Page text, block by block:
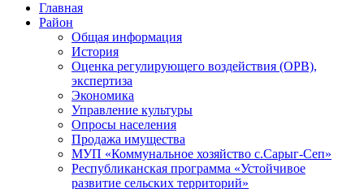
Главная
Район
Общая информация
История
Оценка регулирующего воздействия (ОРВ),
экспертиза
Экономика
Управление культуры
Опросы населения
Продажа имущества
МУП «Коммунальное хозяйство с.Сарыг-Сеп»
Республиканская программа «Устойчивое
развитие сельских территорий»